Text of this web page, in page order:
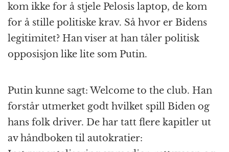
kom ikke for å stjele Pelosis laptop, de kom
for å stille politiske krav. Så hvor er Bidens
legitimitet? Han viser at han tåler politisk
opposisjon like lite som Putin.
Putin kunne sagt: Welcome to the club. Han
forstår utmerket godt hvilket spill Biden og
hans folk driver. De har tatt flere kapitler ut
av håndboken til autokratier: